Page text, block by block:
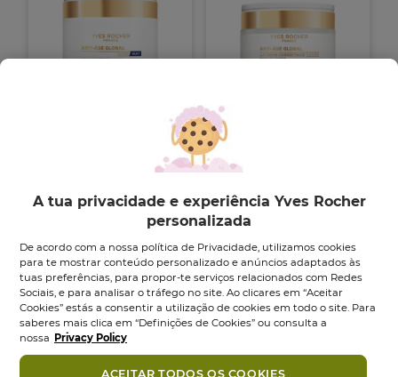
Regenerante Dia /...
4.8 (915)
4.8
5
estrelas.
915
análises
39,95 € 49,95 €
Adicionar
Creme de Dia
Corretor e
Embelezador...
Boião 50
4.8 (297)
4.8
em
5
estrelas.
297
análises
29,95 € 39,95 €
Adicionar
NOVO -18% NOVO
A tua privacidade e experiência Yves Rocher
personalizada
De acordo com a nossa política de Privacidade, utilizamos cookies
para te mostrar conteúdo personalizado e anúncios adaptados às
tuas preferências, para propor-te serviços relacionados com Redes
Sociais, e para analisar o tráfego no site. Ao clicares em “Aceitar
Cookies” estás a consentir a utilização de cookies em todo o site. Para
saberes mais clica em “Definições de Cookies” ou consulta a
nossa Privacy Policy
ACEITAR TODOS OS COOKIES